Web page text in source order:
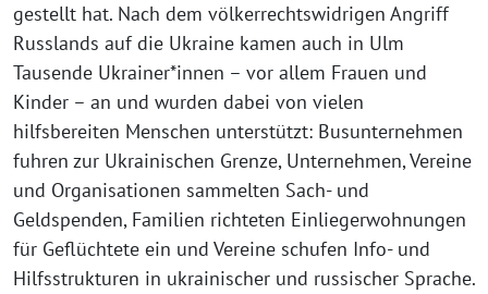
gestellt hat. Nach dem völkerrechtswidrigen Angriff
Russlands auf die Ukraine kamen auch in Ulm
Tausende Ukrainer*innen – vor allem Frauen und
Kinder – an und wurden dabei von vielen
hilfsbereiten Menschen unterstützt: Busunternehmen
fuhren zur Ukrainischen Grenze, Unternehmen, Vereine
und Organisationen sammelten Sach- und
Geldspenden, Familien richteten Einliegerwohnungen
für Geflüchtete ein und Vereine schufen Info- und
Hilfsstrukturen in ukrainischer und russischer Sprache.